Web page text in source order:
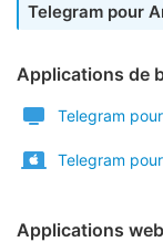
Telegram pour
Applications de
Telegram
Telegram
Applications web